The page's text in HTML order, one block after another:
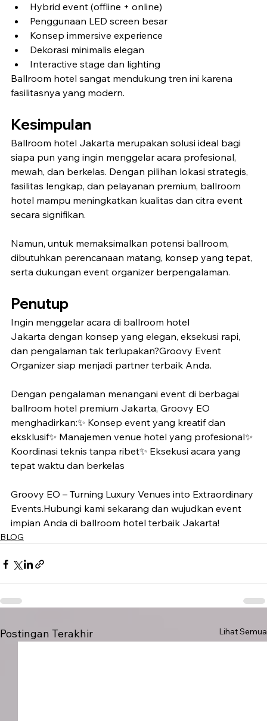
Hybrid event (offline + online)
Penggunaan LED screen besar
Konsep immersive experience
Dekorasi minimalis elegan
Interactive stage dan lighting
Ballroom hotel sangat mendukung tren ini karena
fasilitasnya yang modern.
Kesimpulan
Ballroom hotel Jakarta merupakan solusi ideal bagi
siapa pun yang ingin menggelar acara profesional,
mewah, dan berkelas. Dengan pilihan lokasi strategis,
fasilitas lengkap, dan pelayanan premium, ballroom
hotel mampu meningkatkan kualitas dan citra event
secara signifikan.
Namun, untuk memaksimalkan potensi ballroom,
dibutuhkan perencanaan matang, konsep yang tepat,
serta dukungan event organizer berpengalaman.
Penutup
Ingin menggelar acara di ballroom hotel
Jakarta dengan konsep yang elegan, eksekusi rapi,
dan pengalaman tak terlupakan?Groovy Event
Organizer siap menjadi partner terbaik Anda.
Dengan pengalaman menangani event di berbagai
ballroom hotel premium Jakarta, Groovy EO
menghadirkan:✨ Konsep event yang kreatif dan
eksklusif✨ Manajemen venue hotel yang profesional✨
Koordinasi teknis tanpa ribet✨ Eksekusi acara yang
tepat waktu dan berkelas
Groovy EO – Turning Luxury Venues into Extraordinary
Events.Hubungi kami sekarang dan wujudkan event
impian Anda di ballroom hotel terbaik Jakarta!
BLOG
Postingan Terakhir Lihat Semua